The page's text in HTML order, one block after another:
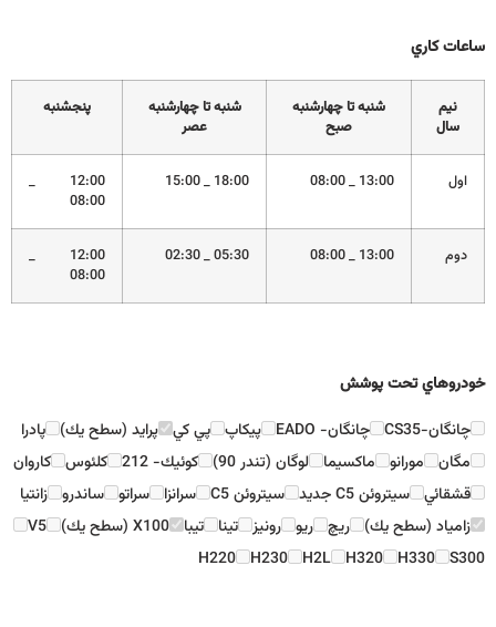
ساعات كاري
نيم
سال
شنبه تا چهارشنبه
صبح
شنبه تا چهارشنبه
عصر
پنجشنبه
اول 13:00 _ 08:00
18:00 _ 15:00
12:00 _
08:00
دوم 13:00 _ 08:00
05:30 _ 02:30
12:00 _
08:00
خودروهاي تحت پوشش
چانگان-CS35
چانگان- EADO پيكاپ پي كي پرايد (سطح يك) پادرا
مگان مورانو ماكسيما لوگان (تندر 90) كوئيك- 212 كلئوس كاروان
قشقائي سيتروئن C5 جديد سيتروئن C5 سرانزا سراتو ساندرو زانتيا
زامياد (سطح يك) ريچ ريو رونيز تينا تيبا X100 (سطح يك)
V5
S300
H330
H320
H2L
H230
H220